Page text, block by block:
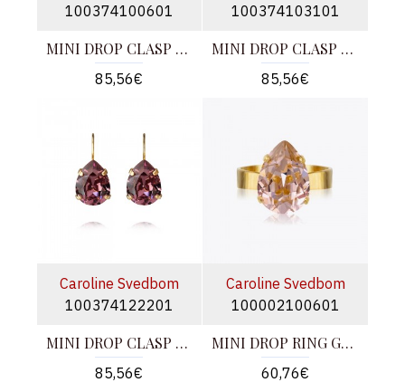
100374100601
MINI DROP CLASP Σκουλαρίκια S GOLD
85,56€
100374103101
MINI DROP CLASP Σκουλαρίκια S GOLD
85,56€
Caroline Svedbom
100374122201
MINI DROP CLASP Σκουλαρίκια S GOLD
85,56€
Caroline Svedbom
100002100601
MINI DROP RING GOLD
60,76€